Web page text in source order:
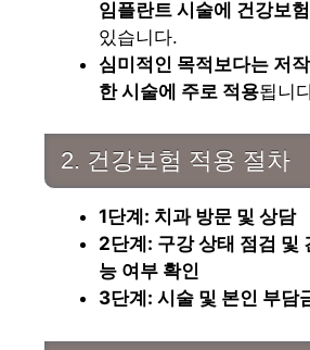
임플란트 시술에 건강보
있습니다.
심미적인 목적보다는 저
한 시술에 주로 적용됩니
2. 건강보험 적용 절차
1단계: 치과 방문 및 상담
2단계: 구강 상태 점검 및
능 여부 확인
3단계: 시술 및 본인 부담